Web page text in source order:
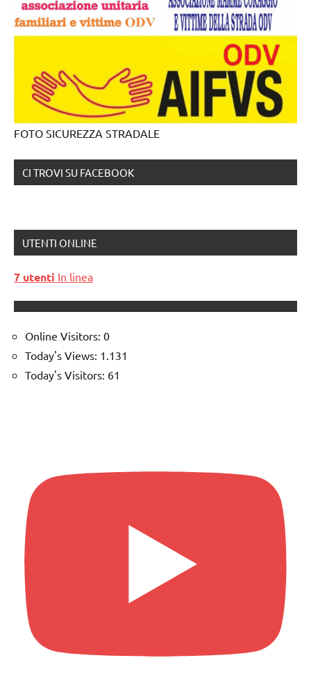
FOTO SICUREZZA STRADALE
CI TROVI SU FACEBOOK
UTENTI ONLINE
7 utenti In linea
Online Visitors: 0
Today's Views: 1.131
Today's Visitors: 61